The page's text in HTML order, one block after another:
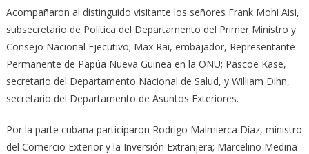
Acompañaron al distinguido visitante los señores Frank Mohi Aisi,
subsecretario de Política del Departamento del Primer Ministro y
Consejo Nacional Ejecutivo; Max Rai, embajador, Representante
Permanente de Papúa Nueva Guinea en la ONU; Pascoe Kase,
secretario del Departamento Nacional de Salud, y William Dihn,
secretario del Departamento de Asuntos Exteriores.
Por la parte cubana participaron Rodrigo Malmierca Díaz, ministro
del Comercio Exterior y la Inversión Extranjera; Marcelino Medina